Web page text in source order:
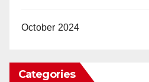
October 2024
Categories